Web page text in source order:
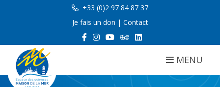
+33 (0)2 97 84 87 37
Je fais un don | Contact
MENU